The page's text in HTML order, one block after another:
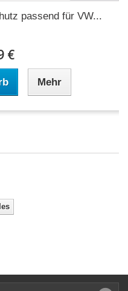
passend für VW...
€
Mehr